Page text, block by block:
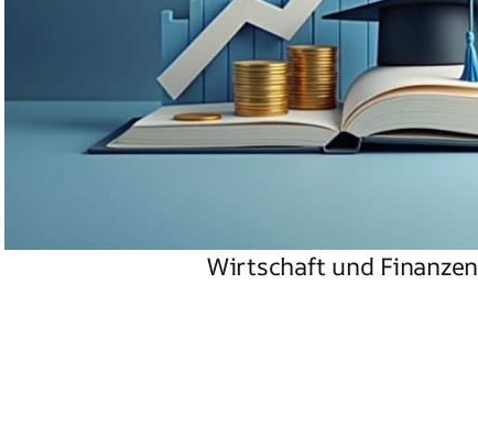
Wirtschaft und Finanzen